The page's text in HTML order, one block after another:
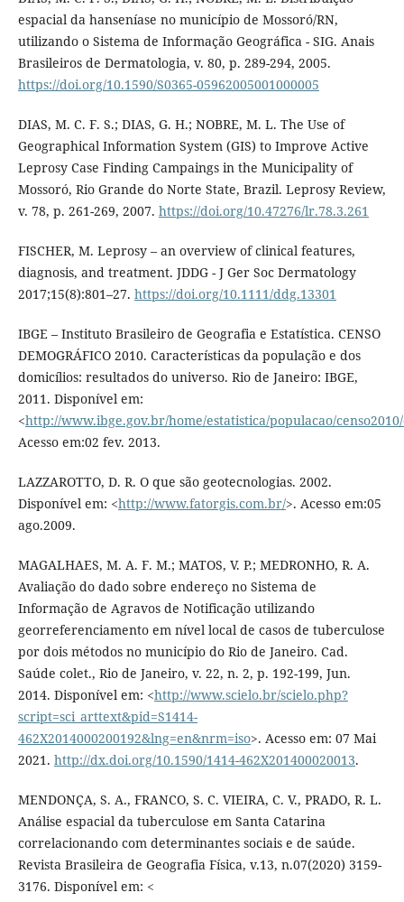
espacial da hanseníase no município de Mossoró/RN,
utilizando o Sistema de Informação Geográfica - SIG. Anais
Brasileiros de Dermatologia, v. 80, p. 289-294, 2005.
https://doi.org/10.1590/S0365-05962005001000005
DIAS, M. C. F. S.; DIAS, G. H.; NOBRE, M. L. The Use of
Geographical Information System (GIS) to Improve Active
Leprosy Case Finding Campaings in the Municipality of
Mossoró, Rio Grande do Norte State, Brazil. Leprosy Review,
v. 78, p. 261-269, 2007. https://doi.org/10.47276/lr.78.3.261
FISCHER, M. Leprosy – an overview of clinical features,
diagnosis, and treatment. JDDG - J Ger Soc Dermatology
2017;15(8):801–27. https://doi.org/10.1111/ddg.13301
IBGE – Instituto Brasileiro de Geografia e Estatística. CENSO
DEMOGRÁFICO 2010. Características da população e dos
domicílios: resultados do universo. Rio de Janeiro: IBGE,
2011. Disponível em:
<http://www.ibge.gov.br/home/estatistica/populacao/
Acesso em:02 fev. 2013.
LAZZAROTTO, D. R. O que são geotecnologias. 2002.
Disponível em: <http://www.fatorgis.com.br/>. Acesso em:05
ago.2009.
MAGALHAES, M. A. F. M.; MATOS, V. P.; MEDRONHO, R. A.
Avaliação do dado sobre endereço no Sistema de
Informação de Agravos de Notificação utilizando
georreferenciamento em nível local de casos de tuberculose
por dois métodos no município do Rio de Janeiro. Cad.
Saúde colet., Rio de Janeiro, v. 22, n. 2, p. 192-199, Jun.
2014. Disponível em: <http://www.scielo.br/scielo.php?
script=sci_arttext&pid=S1414-
462X2014000200192&lng=en&nrm=iso>. Acesso em: 07 Mai
2021. http://dx.doi.org/10.1590/1414-462X201400020013.
MENDONÇA, S. A., FRANCO, S. C. VIEIRA, C. V., PRADO, R. L.
Análise espacial da tuberculose em Santa Catarina
correlacionando com determinantes sociais e de saúde.
Revista Brasileira de Geografia Física, v.13, n.07(2020) 3159-
3176. Disponível em: <